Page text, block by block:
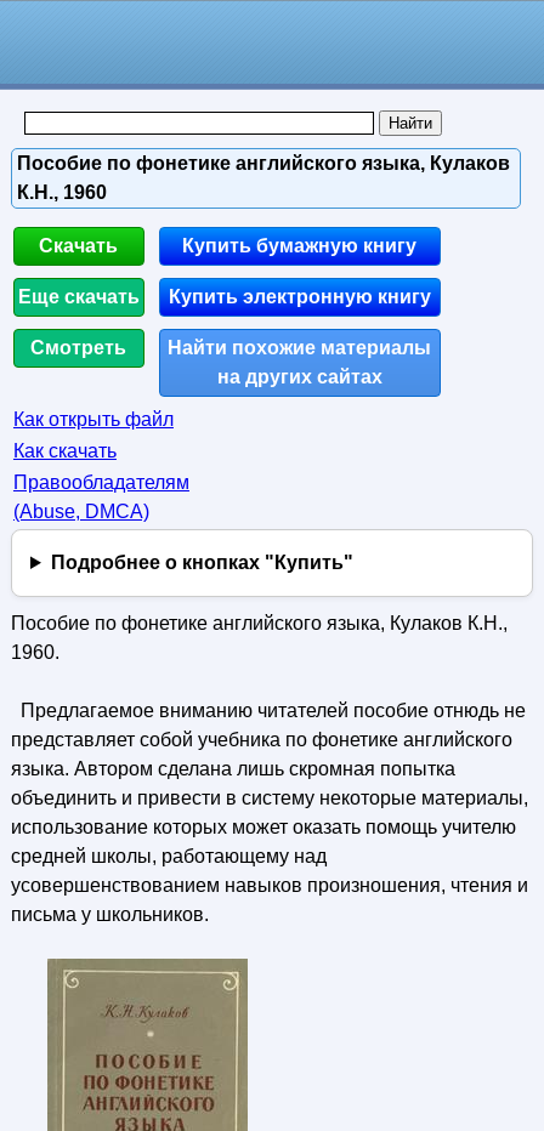
Пособие по фонетике английского языка, Кулаков
К.Н., 1960
Скачать
Еще скачать
Смотреть
Купить бумажную книгу
Купить электронную книгу
Найти похожие материалы
на других сайтах
Как открыть файл
Как скачать
Правообладателям
(Abuse, DMСA)
Подробнее о кнопках "Купить"
Пособие по фонетике английского языка, Кулаков К.Н.,
1960.
Предлагаемое вниманию читателей пособие отнюдь не
представляет собой учебника по фонетике английского
языка. Автором сделана лишь скромная попытка
объединить и привести в систему некоторые материалы,
использование которых может оказать помощь учителю
средней школы, работающему над
усовершенствованием навыков произношения, чтения и
письма у школьников.